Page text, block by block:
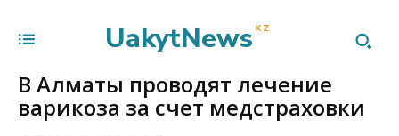
UakytNews KZ
В Алматы проводят лечение
варикоза за счет медстраховки